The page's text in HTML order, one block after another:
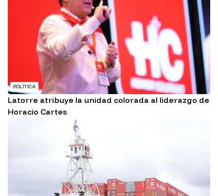
POLÍTICA
Latorre atribuye la unidad colorada al liderazgo de
Horacio Cartes